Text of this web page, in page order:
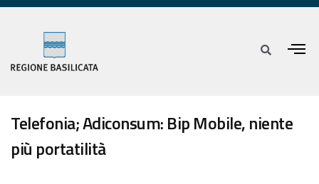
Telefonia; Adiconsum: Bip Mobile, niente
più portatilità